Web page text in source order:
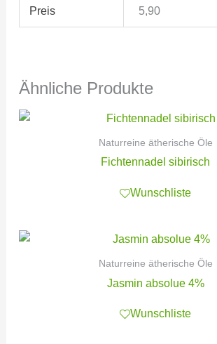
Preis 5,90
Ähnliche Produkte
Naturreine ätherische Öle
Fichtennadel sibirisch
Wunschliste
Naturreine ätherische Öle
Jasmin absolue 4%
Wunschliste